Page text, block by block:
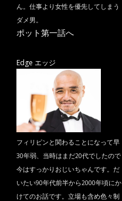
ん。仕事より女性を優先してしまう
ダメ男。
ポット第一話へ
Edge エッジ
フィリピンと関わることになって早
30年弱、当時はまだ20代でしたので
今はすっかりおじいちゃんです。だ
いたい90年代前半から2000年頃にか
けてのお話です。立場も含め色々制